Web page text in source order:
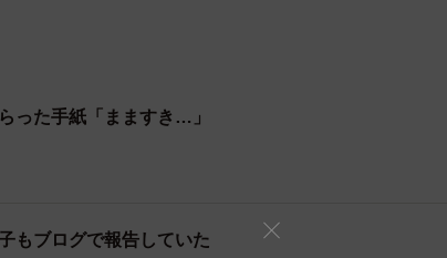
ーティー皮フ科クリニック」を開業。私生活でも09年
だが20年3月、38歳の時に予期せぬ事態に直面する。
子宮頸（けい）がんと分かった。それも極めてまれで進
半で亡くなったことも知る。診療室を出て、夫の河原
。
った手紙「まますき…」
もブログで報告していた